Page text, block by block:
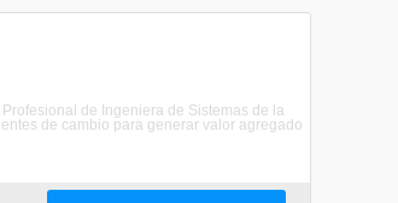
de Ingeniera de Sistemas de la
de cambio para generar valor agregado